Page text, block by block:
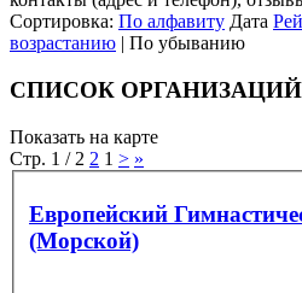
Сортировка: По алфавиту Дата
возрастанию | По убыванию
СПИСОК ОРГАНИЗАЦИЙ
Показать на карте
Стр. 1 / 2 2 1 > »
Европейский
(Морской)